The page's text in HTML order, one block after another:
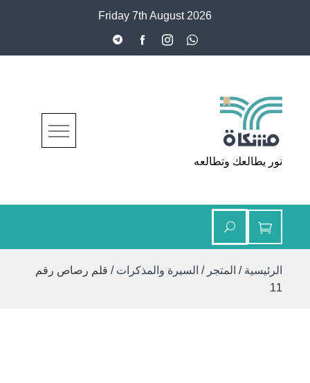
Friday 7th August 2026
مشكاة
نور يطالعك وتطالعه
الرئيسية / المتجر / السيرة والمذكرات / قلم رصاص رقم
11